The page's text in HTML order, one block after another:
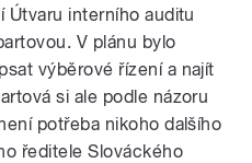
Útvaru interního auditu
V plánu bylo
výběrové řízení a najít
si ale podle názoru
potřeba nikoho dalšího
ředitele Slováckého